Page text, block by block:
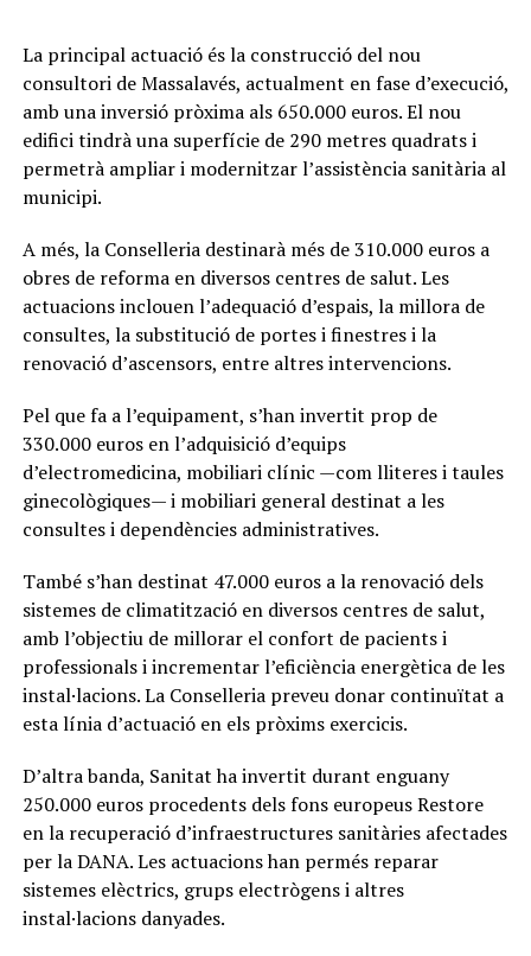
La principal actuació és la construcció del nou
consultori de Massalavés, actualment en fase d’execució,
amb una inversió pròxima als 650.000 euros. El nou
edifici tindrà una superfície de 290 metres quadrats i
permetrà ampliar i modernitzar l’assistència sanitària al
municipi.
A més, la Conselleria destinarà més de 310.000 euros a
obres de reforma en diversos centres de salut. Les
actuacions inclouen l’adequació d’espais, la millora de
consultes, la substitució de portes i finestres i la
renovació d’ascensors, entre altres intervencions.
Pel que fa a l’equipament, s’han invertit prop de
330.000 euros en l’adquisició d’equips
d’electromedicina, mobiliari clínic —com lliteres i taules
ginecològiques— i mobiliari general destinat a les
consultes i dependències administratives.
També s’han destinat 47.000 euros a la renovació dels
sistemes de climatització en diversos centres de salut,
amb l’objectiu de millorar el confort de pacients i
professionals i incrementar l’eficiència energètica de les
instal·lacions. La Conselleria preveu donar continuïtat a
esta línia d’actuació en els pròxims exercicis.
D’altra banda, Sanitat ha invertit durant enguany
250.000 euros procedents dels fons europeus Restore
en la recuperació d’infraestructures sanitàries afectades
per la DANA. Les actuacions han permés reparar
sistemes elèctrics, grups electrògens i altres
instal·lacions danyades.